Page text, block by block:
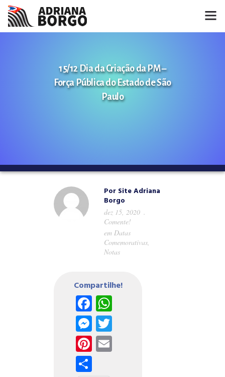
15/12 Dia da Criação da PM –
Força Pública do Estado de São
Paulo
Por Site Adriana
Borgo
dez 15, 2020
Comente!
em Datas
Comemorativas,
Notas
Compartilhe!
Facebook
WhatsApp
Messenger
Twitter
Pinterest
Email
Share